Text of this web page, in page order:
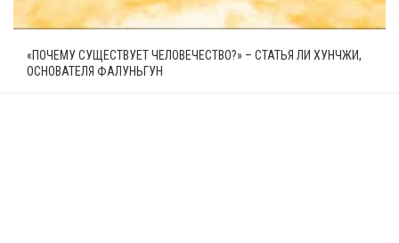
«ПОЧЕМУ СУЩЕСТВУЕТ ЧЕЛОВЕЧЕСТВО?» – СТАТЬЯ ЛИ ХУНЧЖИ,
ОСНОВАТЕЛЯ ФАЛУНЬГУН